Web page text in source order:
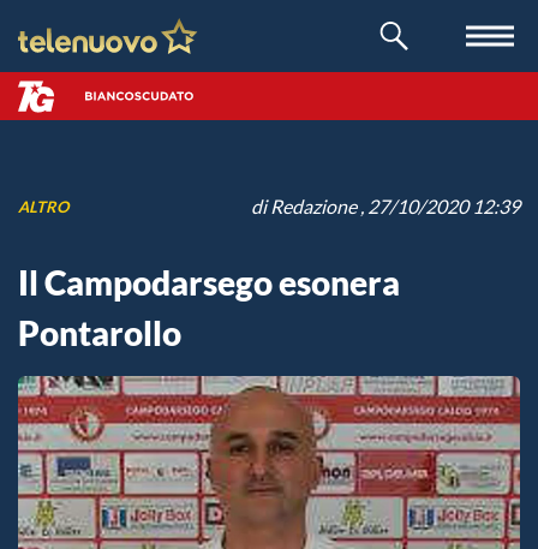
ALTRO diRedazione, 27/10/2020 12:39
Il Campodarsego esonera
Pontarollo